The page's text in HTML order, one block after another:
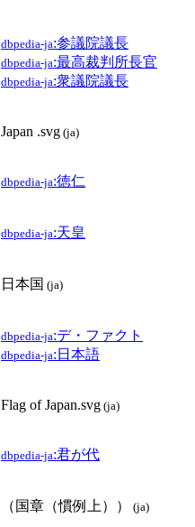
dbpedia-ja:参議院議長
dbpedia-ja:最高裁判所長官
dbpedia-ja:衆議院議長
Japan .svg (ja)
dbpedia-ja:徳仁
dbpedia-ja:天皇
日本国 (ja)
dbpedia-ja:デ・ファクト
dbpedia-ja:日本語
Flag of Japan.svg (ja)
dbpedia-ja:君が代
（国章（慣例上）） (ja)